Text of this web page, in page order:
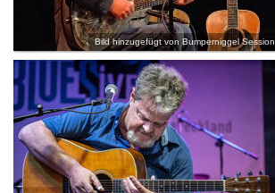
Bild hinzugefügt von Bumperniggel Session